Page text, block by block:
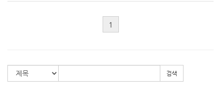
1
검색